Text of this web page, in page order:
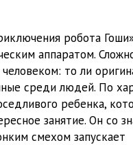
робота
аппаратом.
то ли
среди людей. По
ребенка,
занятие. Он со
смехом запускает